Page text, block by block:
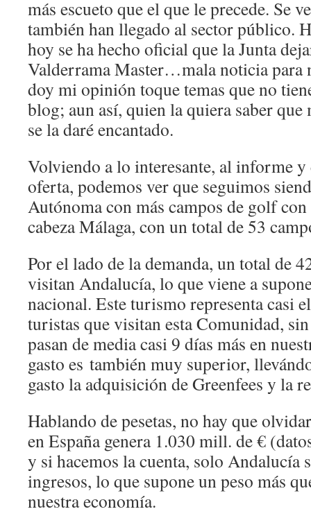
más escueto que el que le precede. Se
también han llegado al sector público.
hoy se ha hecho oficial que la Junta
Valderrama Master…mala noticia para
doy mi opinión toque temas que no
blog; aun así, quien la quiera saber
se la daré encantado.
Volviendo a lo interesante, al informe y
oferta, podemos ver que seguimos
Autónoma con más campos de golf
cabeza Málaga, con un total de 53
Por el lado de la demanda, un total de
visitan Andalucía, lo que viene a
nacional. Este turismo representa casi
turistas que visitan esta Comunidad,
pasan de media casi 9 días más en
gasto es también muy superior,
gasto la adquisición de Greenfees y la
Hablando de pesetas, no hay que
en España genera 1.030 mill. de €
y si hacemos la cuenta, solo Andalucía
ingresos, lo que supone un peso más
nuestra economía.